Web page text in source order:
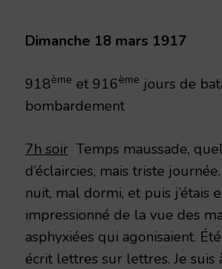
Dimanche 18 mars 1917
918ème et 916ème jours de
bombardement
7h soir Temps maussade,
d’éclaircies, mais triste
nuit, mal dormi, et puis j’étais
impressionné de la vue des
asphyxiées qui agonisaient.
écrit lettres sur lettres. Je suis